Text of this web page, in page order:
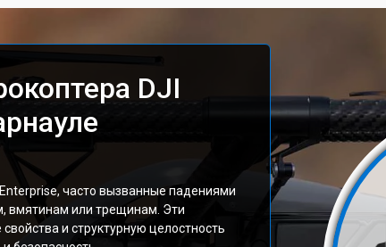
DJI
часто вызванные падениями
вмятинам или трещинам. Эти
и структурную целостность